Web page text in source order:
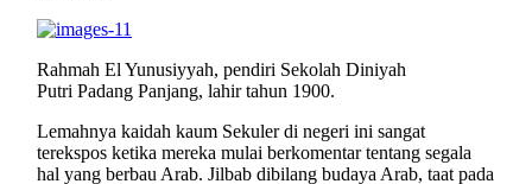
Rahmah El Yunusiyyah, pendiri Sekolah Diniyah
Putri Padang Panjang, lahir tahun 1900.
Lemahnya kaidah kaum Sekuler di negeri ini sangat
terekspos ketika mereka mulai berkomentar tentang segala
hal yang berbau Arab. Jilbab dibilang budaya Arab, taat pada